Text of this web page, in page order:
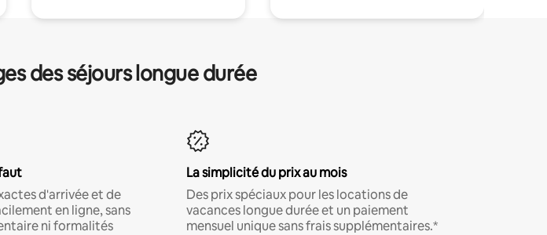
des séjours longue durée
d'arrivée et de
en ligne, sans
ni formalités
La simplicité du prix au mois
Des prix spéciaux pour les locations de
vacances longue durée et un paiement
mensuel unique sans frais supplémentaires.*